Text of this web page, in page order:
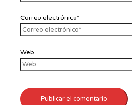
Correo electrónico*
Web